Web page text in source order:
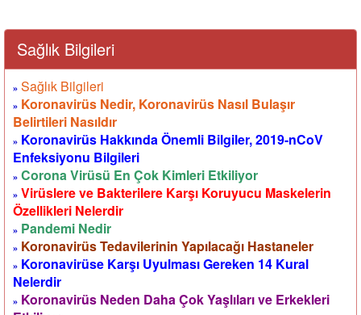
Sağlık Bilgileri
» Sağlık Bilgileri
» Koronavirüs Nedir, Koronavirüs Nasıl Bulaşır
Belirtileri Nasıldır
» Koronavirüs Hakkında Önemli Bilgiler, 2019-nCoV
Enfeksiyonu Bilgileri
» Corona Virüsü En Çok Kimleri Etkiliyor
» Virüslere ve Bakterilere Karşı Koruyucu Maskelerin
Özellikleri Nelerdir
» Pandemi Nedir
» Koronavirüs Tedavilerinin Yapılacağı Hastaneler
» Koronavirüse Karşı Uyulması Gereken 14 Kural
Nelerdir
» Koronavirüs Neden Daha Çok Yaşlıları ve Erkekleri